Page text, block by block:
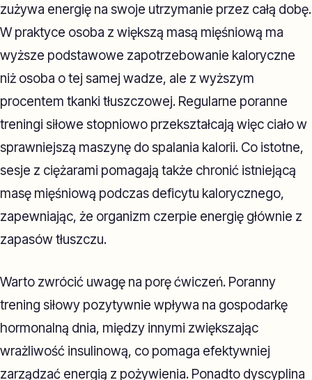
zużywa energię na swoje utrzymanie przez całą dobę.
W praktyce osoba z większą masą mięśniową ma
wyższe podstawowe zapotrzebowanie kaloryczne
niż osoba o tej samej wadze, ale z wyższym
procentem tkanki tłuszczowej. Regularne poranne
treningi siłowe stopniowo przekształcają więc ciało w
sprawniejszą maszynę do spalania kalorii. Co istotne,
sesje z ciężarami pomagają także chronić istniejącą
masę mięśniową podczas deficytu kalorycznego,
zapewniając, że organizm czerpie energię głównie z
zapasów tłuszczu.
Warto zwrócić uwagę na porę ćwiczeń. Poranny
trening siłowy pozytywnie wpływa na gospodarkę
hormonalną dnia, między innymi zwiększając
wrażliwość insulinową, co pomaga efektywniej
zarządzać energią z pożywienia. Ponadto dyscyplina